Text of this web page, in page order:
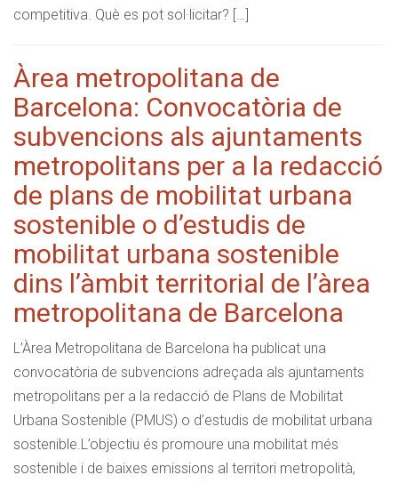
competitiva. Què es pot sol·licitar? […]
Àrea metropolitana de
Barcelona: Convocatòria de
subvencions als ajuntaments
metropolitans per a la redacció
de plans de mobilitat urbana
sostenible o d’estudis de
mobilitat urbana sostenible
dins l’àmbit territorial de l’àrea
metropolitana de Barcelona
L’Àrea Metropolitana de Barcelona ha publicat una
convocatòria de subvencions adreçada als ajuntaments
metropolitans per a la redacció de Plans de Mobilitat
Urbana Sostenible (PMUS) o d’estudis de mobilitat urbana
sostenible.L’objectiu és promoure una mobilitat més
sostenible i de baixes emissions al territori metropolità,